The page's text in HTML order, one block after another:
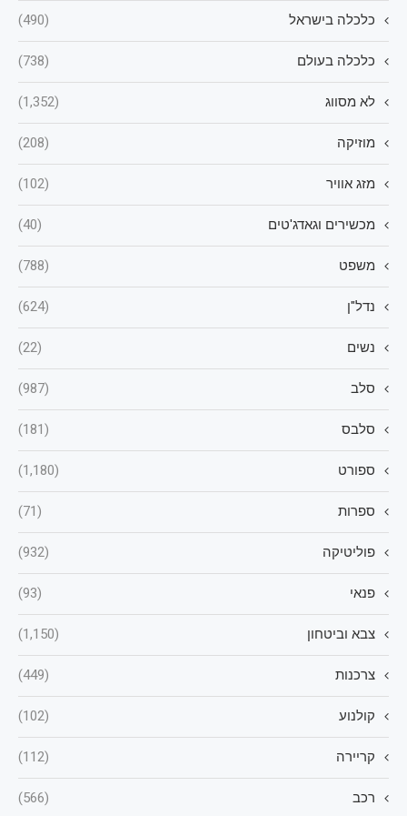
כלכלה בישראל (490)
כלכלה בעולם (738)
לא מסווג (1,352)
מוזיקה (208)
מזג אוויר (102)
מכשירים וגאדג'טים (40)
משפט (788)
נדל"ן (624)
נשים (22)
סלב (987)
סלבס (181)
ספורט (1,180)
ספרות (71)
פוליטיקה (932)
פנאי (93)
צבא וביטחון (1,150)
צרכנות (449)
קולנוע (102)
קריירה (112)
רכב (566)